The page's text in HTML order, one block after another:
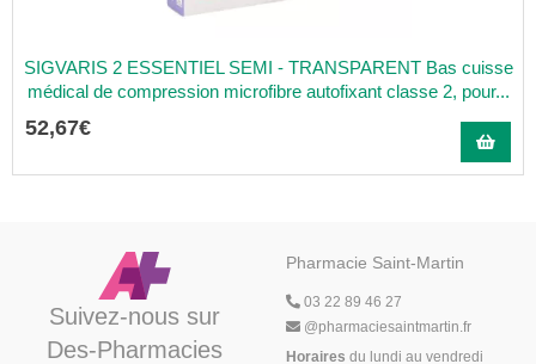
SIGVARIS 2 ESSENTIEL SEMI - TRANSPARENT Bas cuisse
médical de compression microfibre autofixant classe 2, pour...
52,67€
Suivez-nous sur
Des-Pharmacies
Pharmacie Saint-Martin
03 22 89 46 27
@pharmaciesaintmartin.fr
Horaires du lundi au vendredi